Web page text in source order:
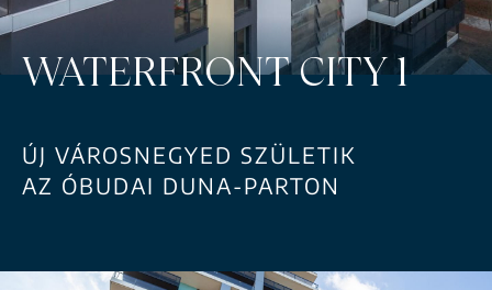
WATERFRONT CITY 1
ÚJ VÁROSNEGYED SZÜLETIK
AZ ÓBUDAI DUNA-PARTON